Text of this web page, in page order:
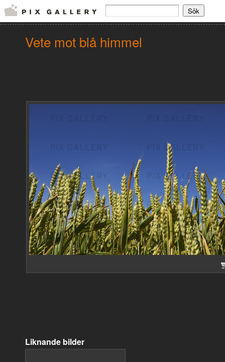
Vete mot blå himmel
Liknande bilder